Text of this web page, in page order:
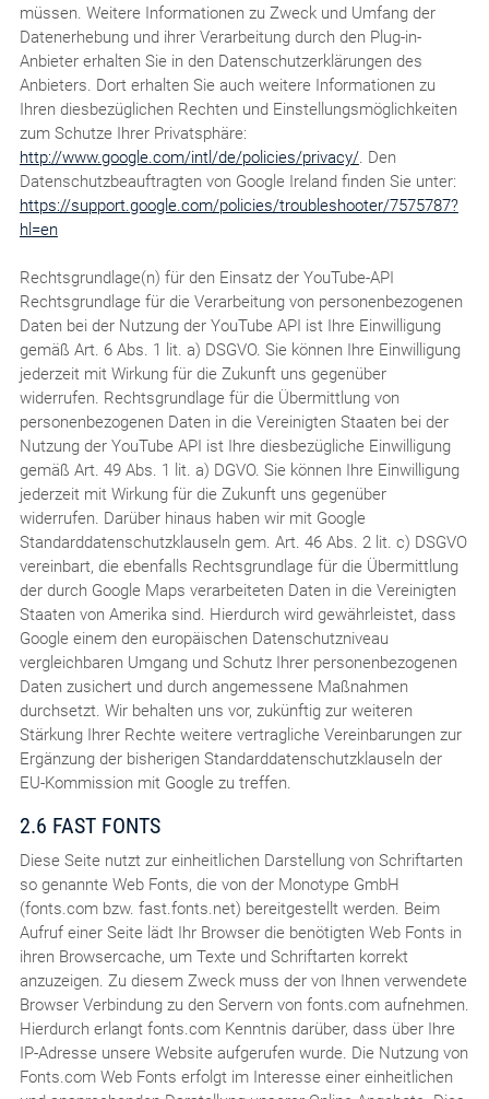
müssen. Weitere Informationen zu Zweck und Umfang der
Datenerhebung und ihrer Verarbeitung durch den Plug-in-
Anbieter erhalten Sie in den Datenschutzerklärungen des
Anbieters. Dort erhalten Sie auch weitere Informationen zu
Ihren diesbezüglichen Rechten und Einstellungsmöglichkeiten
zum Schutze Ihrer Privatsphäre:
http://www.google.com/intl/de/policies/privacy/. Den
Datenschutzbeauftragten von Google Ireland finden Sie unter:
https://support.google.com/policies/troubleshooter/7575787?
hl=en
Rechtsgrundlage(n) für den Einsatz der YouTube-API
Rechtsgrundlage für die Verarbeitung von personenbezogenen
Daten bei der Nutzung der YouTube API ist Ihre Einwilligung
gemäß Art. 6 Abs. 1 lit. a) DSGVO. Sie können Ihre Einwilligung
jederzeit mit Wirkung für die Zukunft uns gegenüber
widerrufen. Rechtsgrundlage für die Übermittlung von
personenbezogenen Daten in die Vereinigten Staaten bei der
Nutzung der YouTube API ist Ihre diesbezügliche Einwilligung
gemäß Art. 49 Abs. 1 lit. a) DGVO. Sie können Ihre Einwilligung
jederzeit mit Wirkung für die Zukunft uns gegenüber
widerrufen. Darüber hinaus haben wir mit Google
Standarddatenschutzklauseln gem. Art. 46 Abs. 2 lit. c) DSGVO
vereinbart, die ebenfalls Rechtsgrundlage für die Übermittlung
der durch Google Maps verarbeiteten Daten in die Vereinigten
Staaten von Amerika sind. Hierdurch wird gewährleistet, dass
Google einem den europäischen Datenschutzniveau
vergleichbaren Umgang und Schutz Ihrer personenbezogenen
Daten zusichert und durch angemessene Maßnahmen
durchsetzt. Wir behalten uns vor, zukünftig zur weiteren
Stärkung Ihrer Rechte weitere vertragliche Vereinbarungen zur
Ergänzung der bisherigen Standarddatenschutzklauseln der
EU-Kommission mit Google zu treffen.
2.6 FAST FONTS
Diese Seite nutzt zur einheitlichen Darstellung von Schriftarten
so genannte Web Fonts, die von der Monotype GmbH
(fonts.com bzw. fast.fonts.net) bereitgestellt werden. Beim
Aufruf einer Seite lädt Ihr Browser die benötigten Web Fonts in
ihren Browsercache, um Texte und Schriftarten korrekt
anzuzeigen. Zu diesem Zweck muss der von Ihnen verwendete
Browser Verbindung zu den Servern von fonts.com aufnehmen.
Hierdurch erlangt fonts.com Kenntnis darüber, dass über Ihre
IP-Adresse unsere Website aufgerufen wurde. Die Nutzung von
Fonts.com Web Fonts erfolgt im Interesse einer einheitlichen